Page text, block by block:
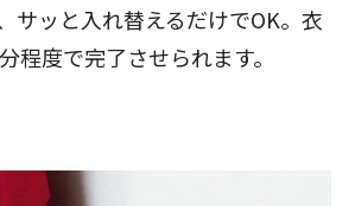
サッと入れ替えるだけでOK。衣
程度で完了させられます。